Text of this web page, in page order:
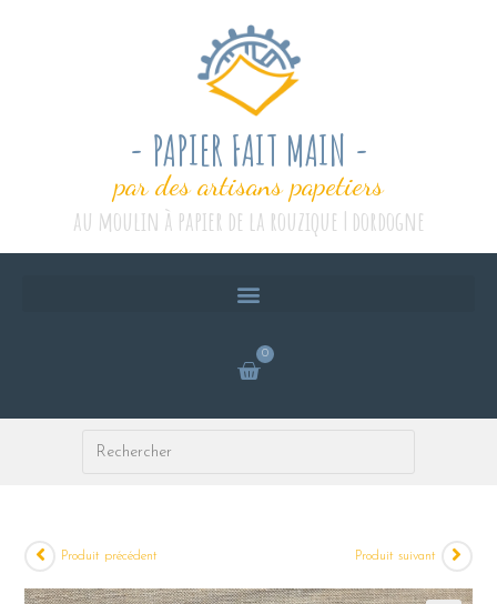
- PAPIER FAIT MAIN -
par des artisans papetiers
au moulin à papier de la rouzique | dordogne
0
Produit précédent Produit suivant